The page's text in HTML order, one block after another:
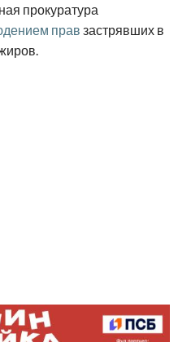
прокуратура
прав застрявших в